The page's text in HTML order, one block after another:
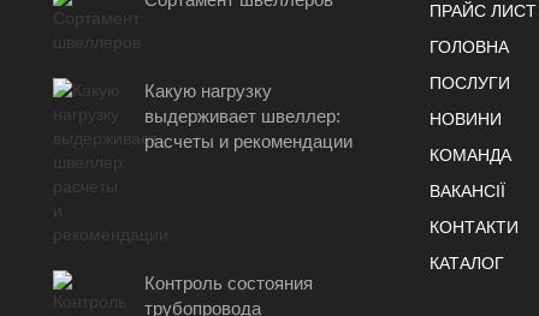
Какую нагрузку
выдерживает швеллер:
расчеты и рекомендации
Контроль состояния
трубопровода
ПРАЙС ЛИСТ
ГОЛОВНА
ПОСЛУГИ
НОВИНИ
КОМАНДА
ВАКАНСІЇ
КОНТАКТИ
КАТАЛОГ